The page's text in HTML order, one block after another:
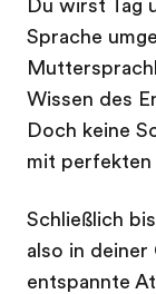
Du wirst Tag
Sprache
Wissen des
Doch keine
mit perfekten
Schließlich
also in deiner
entspannte